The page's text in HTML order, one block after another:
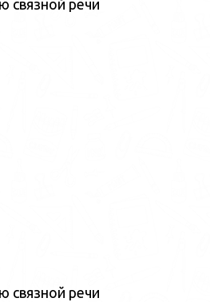
связной речи
связной речи